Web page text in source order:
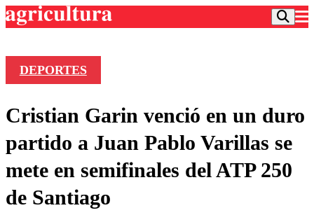
Frecuencias
Agricultura TV
Deportes
Colo Colo
Motor
Entretención
Vida Social
DEPORTES
Cristian Garin venció en un duro
partido a Juan Pablo Varillas se
mete en semifinales del ATP 250
de Santiago